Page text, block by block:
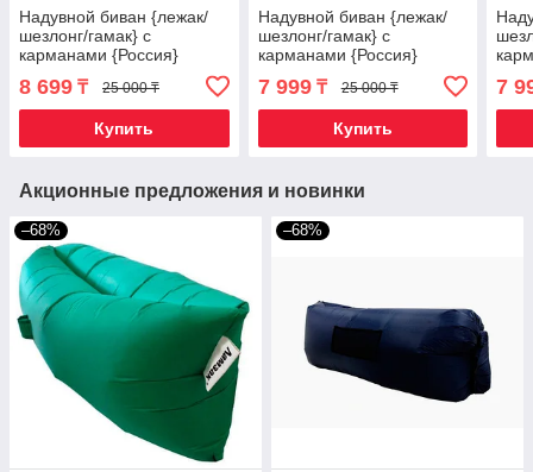
Надувной биван {лежак/
шезлонг/гамак} с
карманами {Россия}
8 699 ₸ 25 000 ₸
Купить
Надувной биван {лежак/
шезлонг/гамак} с
карманами {Россия}
7 999₸ 25 000 ₸
Купить
7
Акционные предложения и новинки
–68% –68%